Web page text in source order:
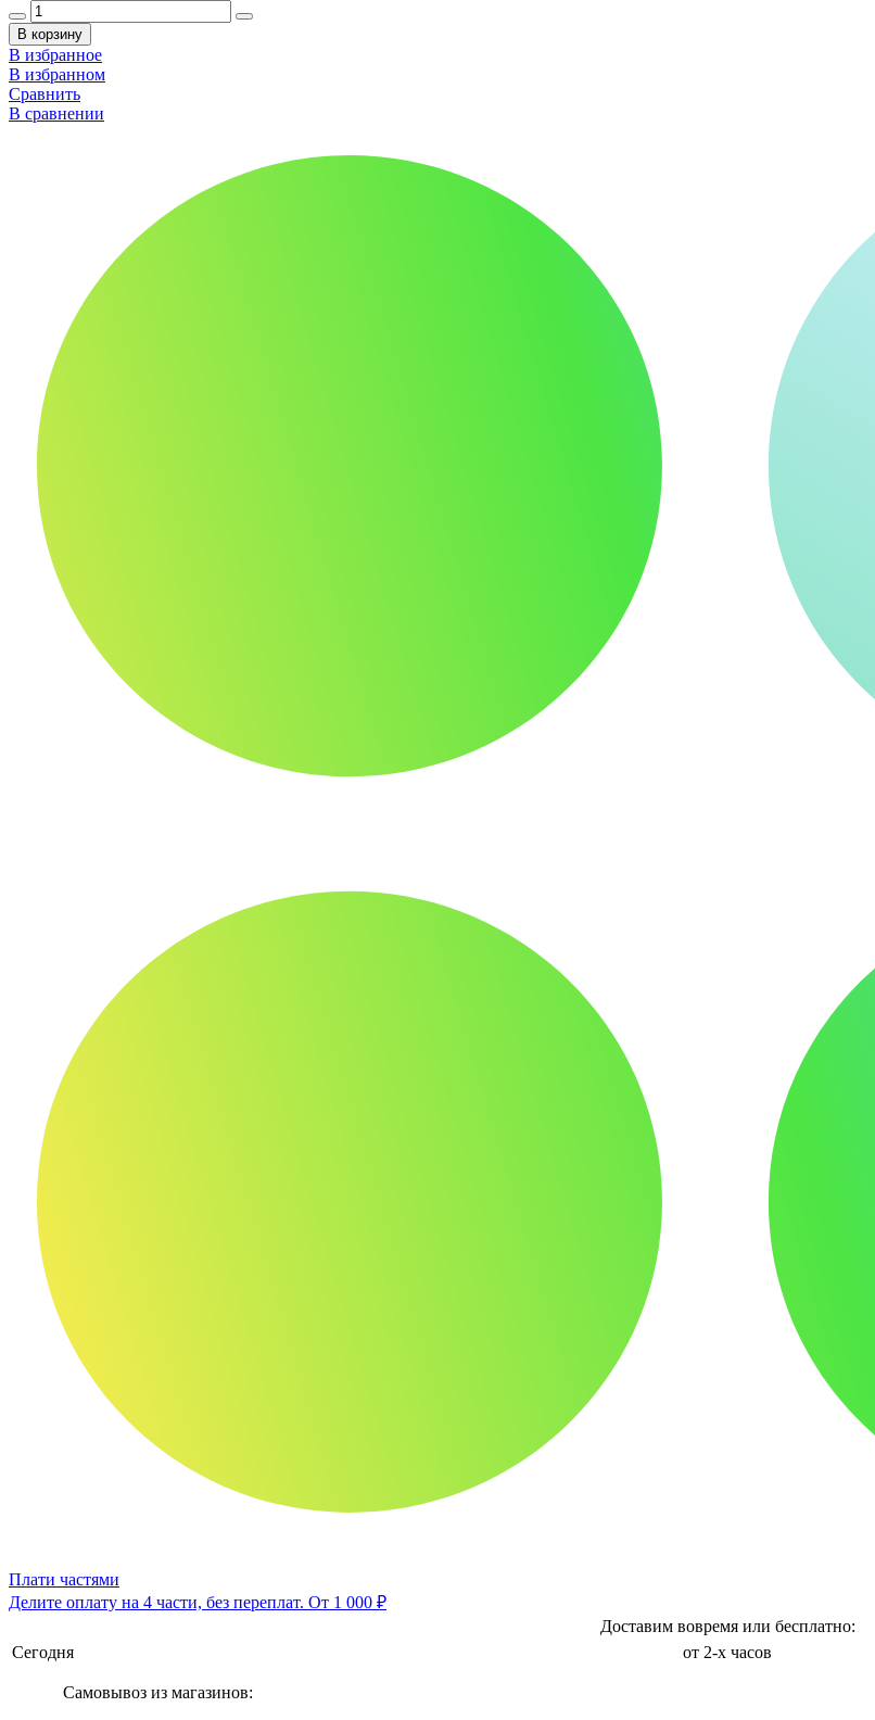
В корзину
В избранное
В избранном
Сравнить
В сравнении
Плати частями
Делите оплату на 4 части, без переплат. От 1 000 ₽
Доставим вовремя или бесплатно:
Сегодня
от 2-х часов
Самовывоз из магазинов: